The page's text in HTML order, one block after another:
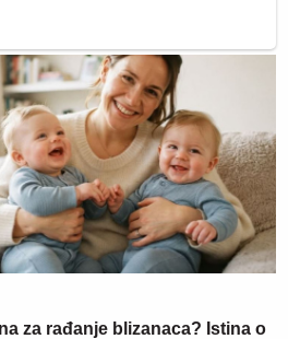
za rađanje blizanaca? Istina o